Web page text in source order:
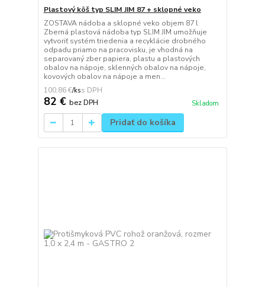
Plastový kôš typ SLIM JIM 87 + sklopné veko
ZOSTAVA nádoba a sklopné veko objem 87 l
Zberná plastová nádoba typ SLIM JIM umožňuje
vytvoriť systém triedenia a recyklácie drobného
odpadu priamo na pracovisku, je vhodná na
separovaný zber papiera, plastu a plastových
obalov na nápoje, sklenných obalov na nápoje,
kovových obalov na nápoje a men...
100,86 €/ks
82 € bez DPH Skladom
Pridať do košíka